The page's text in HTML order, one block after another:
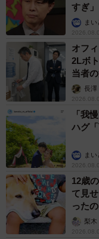
2000円徴収が始まり
ン事件をきっかけに
テロ対策や管理上の
一方で、国内外から
ミを捨てる場所が少
て指摘されてきまし
周辺を中心に、区主
表。長年ゴミ問題の
は、今回の動きを歓
「公共ゴミ箱の設置
一方で、課題もある
は、ポイ捨てが増え
すぎ」
ま
オフ
2Lボ
当者
説】長澤
「我
ハグ
ま
12歳
て見
った
「尊
梨木